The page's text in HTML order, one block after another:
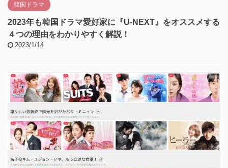
韓国ドラマ
2023年も韓国ドラマ愛好家に『U-NEXT』をオススメする
４つの理由をわかりやすく解説！
2023/1/14